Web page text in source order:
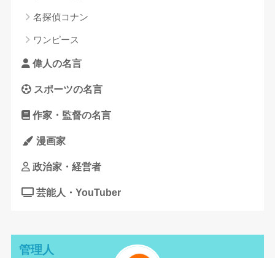
名探偵コナン
ワンピース
偉人の名言
スポーツの名言
作家・監督の名言
漫画家
政治家・経営者
芸能人・YouTuber
管理人